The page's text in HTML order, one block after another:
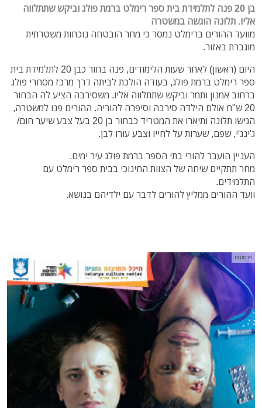
בן 20 פנה לתלמידת בית ספר רימלט ברמת פולג וביקש שתתלווה
אליו. תלונה הוגשה במשטרה
מוועד ההורים ברימלט נמסר כי מחר הובטחה נוכחות משטרתית
מוגברת באזור.
היום (ראשון) לאחר שעות הלימודים, פנה בחור כבן 20 לתלמידת בית
ספר רימלט ברמת פולג, בעודה הולכת לביתה דרך מרכז מסחרי פולג
ברחוב אמנון ותמר וביקש שתתלווה אליו. משסירבה הציע לה הבחור
20 ש"ח אולם הילדה סירבה וסיפרה להוריה. ההורים פנו למשטרה,
הגישו תלונה ותיארו את המטריד כבחור בן 20 בעל צבע שיער חום/
ג'ינג'י, שפם, שערות על לחייו וצבע עורו לבן.
העניין הועבר להורי בתי הספר ברמת פולג עיר ימים.
מחר תתקיים שיחה של הצוות החינוכי בבית ספר רימלט עם
התלמידים.
וועד ההורים ממליץ להורים לדבר עם ילדיהם בנושא.
פרסומת